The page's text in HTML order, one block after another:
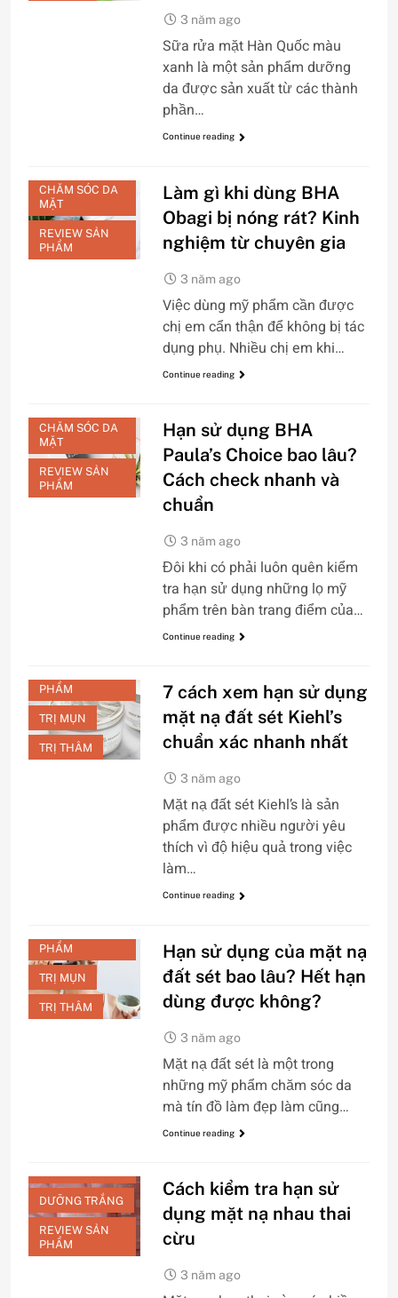
3 năm ago
Sữa rửa mặt Hàn Quốc màu
xanh là một sản phẩm dưỡng
da được sản xuất từ các thành
phần…
Continue reading
CHĂM SÓC DA
MẶT
REVIEW SẢN
PHẨM
Làm gì khi dùng BHA
Obagi bị nóng rát? Kinh
nghiệm từ chuyên gia
3 năm ago
Việc dùng mỹ phẩm cần được
chị em cẩn thận để không bị tác
dụng phụ. Nhiều chị em khi…
Continue reading
CHĂM SÓC DA
MẶT
REVIEW SẢN
PHẨM
Hạn sử dụng BHA
Paula’s Choice bao lâu?
Cách check nhanh và
chuẩn
3 năm ago
Đôi khi có phải luôn quên kiểm
tra hạn sử dụng những lọ mỹ
phẩm trên bàn trang điểm của…
Continue reading
PHẨM
TRỊ MỤN
TRỊ THÂM
7 cách xem hạn sử dụng
mặt nạ đất sét Kiehl’s
chuẩn xác nhanh nhất
3 năm ago
Mặt nạ đất sét Kiehl’s là sản
phẩm được nhiều người yêu
thích vì độ hiệu quả trong việc
làm…
Continue reading
PHẨM
TRỊ MỤN
TRỊ THÂM
Hạn sử dụng của mặt nạ
đất sét bao lâu? Hết hạn
dùng được không?
3 năm ago
Mặt nạ đất sét là một trong
những mỹ phẩm chăm sóc da
mà tín đồ làm đẹp làm cũng…
Continue reading
DƯỠNG TRẮNG
REVIEW SẢN
PHẨM
Cách kiểm tra hạn sử
dụng mặt nạ nhau thai
cừu
3 năm ago